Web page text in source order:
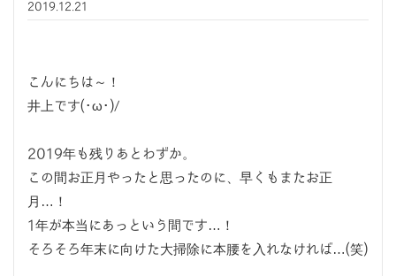
2019.12.21
こんにちは～！
井上です(･ω･)/
2019年も残りあとわずか。
この間お正月やったと思ったのに、早くもまたお正
月…！
1年が本当にあっという間です…！
そろそろ年末に向けた大掃除に本腰を入れなければ…(笑)